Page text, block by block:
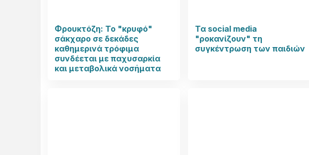
Φρουκτόζη: Το "κρυφό"
σάκχαρο σε δεκάδες
καθημερινά τρόφιμα
συνδέεται με παχυσαρκία
και μεταβολικά νοσήματα
Τα social media
"ροκανίζουν" τη
συγκέντρωση των παιδιών